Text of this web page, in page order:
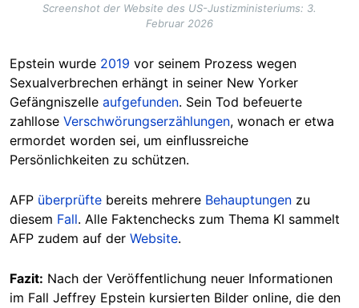
Screenshot der Website des US-Justizministeriums: 3.
Februar 2026
Epstein wurde 2019 vor seinem Prozess wegen
Sexualverbrechen erhängt in seiner New Yorker
Gefängniszelle aufgefunden. Sein Tod befeuerte
zahllose Verschwörungserzählungen, wonach er etwa
ermordet worden sei, um einflussreiche
Persönlichkeiten zu schützen.
AFP überprüfte bereits mehrere Behauptungen zu
diesem Fall. Alle Faktenchecks zum Thema KI sammelt
AFP zudem auf der Website.
Fazit: Nach der Veröffentlichung neuer Informationen
im Fall Jeffrey Epstein kursierten Bilder online, die den